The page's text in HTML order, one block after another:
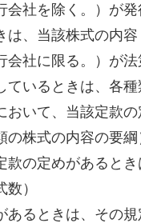
社を除く。）が
は、当該株式の内容
社に限る。）が
ているときは、各
おいて、当該定款
株式の内容の要綱
の定めがあると
）
るときは、その規